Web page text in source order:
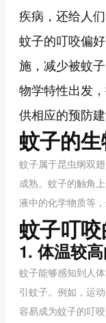
疾病，还给人
蚊子的叮咬偏
施，减少被蚊
物学特性出发
供相应的预防建
蚊子的
蚊子属于昆虫纲双
成熟。蚊子的触角
液中的化学物质等
蚊子叮
1. 体温较
蚊子能够感知到人
引蚊子。例如，运
容易成为蚊子的叮咬